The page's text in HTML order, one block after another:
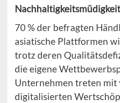
Nachhaltigkeitsmüdigkeit
70 % der befragten
asiatische Plattformen
trotz deren
die eigene
Unternehmen treten mit
digitalisierten